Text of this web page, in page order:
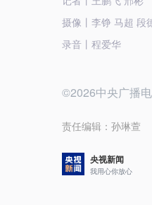
摄像丨李铮 马超 段
录音丨程爱华
©2026中央广播
责任编辑： 孙琳萱
央视新闻
我用心你放心